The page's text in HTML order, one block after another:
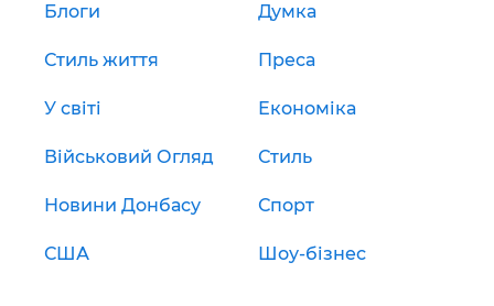
Блоги Думка
Стиль життя Преса
У світі Економіка
Військовий Огляд Стиль
Новини Донбасу Спорт
США Шоу-бізнес